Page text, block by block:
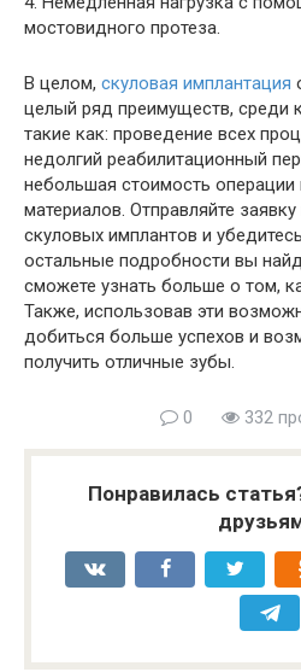
мостовидного протеза.
В целом, скуловая имплантация
целый ряд преимуществ, среди
такие как: проведение всех
недолгий реабилитационный
небольшая стоимость операции
материалов. Отправляйте
скуловых имплантов и
остальные подробности вы
сможете узнать больше о том,
Также, использовав эти
добиться больше успехов и
получить отличные зубы.
0 332
Понравилась